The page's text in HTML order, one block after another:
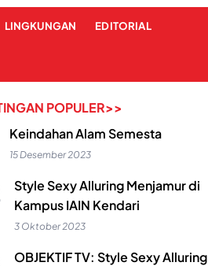
LINGKUNGAN EDITORIAL
POPULER>>
Keindahan Alam Semesta
15 Desember 2023
Style Sexy Alluring Menjamur di
Kampus IAIN Kendari
3 Oktober 2023
OBJEKTIF TV: Style Sexy Alluring